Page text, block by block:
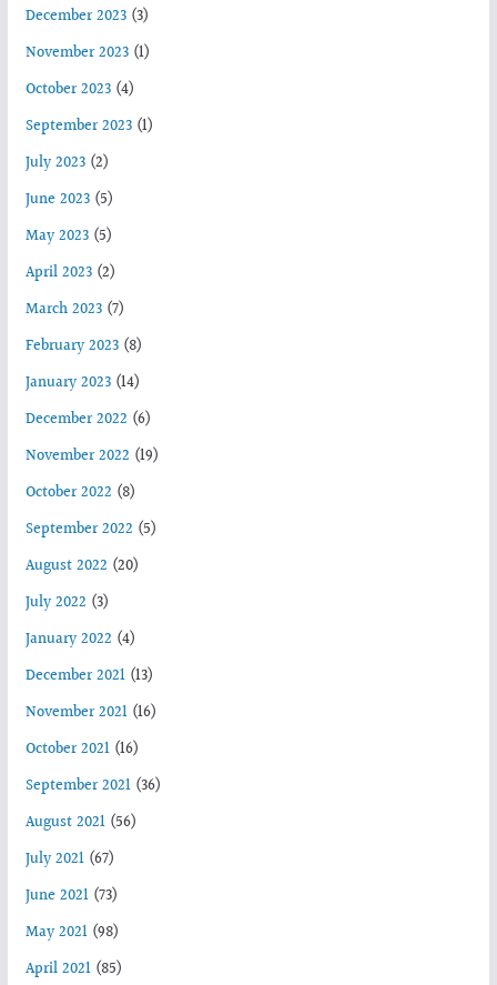
December 2023(3)
November 2023(1)
October 2023(4)
September 2023(1)
July 2023(2)
June 2023(5)
May 2023(5)
April 2023(2)
March 2023(7)
February 2023(8)
January 2023(14)
December 2022 (6)
November 2022 (19)
October 2022 (8)
September 2022 (5)
August 2022 (20)
July 2022 (3)
January 2022 (4)
December 2021(13)
November 2021(16)
October 2021(16)
September 2021(36)
August 2021(56)
July 2021(67)
June 2021(73)
May 2021(98)
April 2021(85)